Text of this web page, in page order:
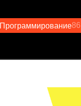
Программирование86